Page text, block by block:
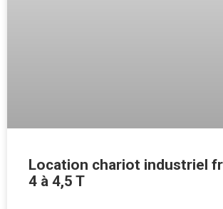
Location chariot industriel
4 à 4,5 T